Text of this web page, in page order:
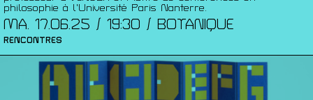
philosophie à l’Université Paris Nanterre.
MA. 17.06.25 / 19:30 / BOTANIQUE
RENCONTRES